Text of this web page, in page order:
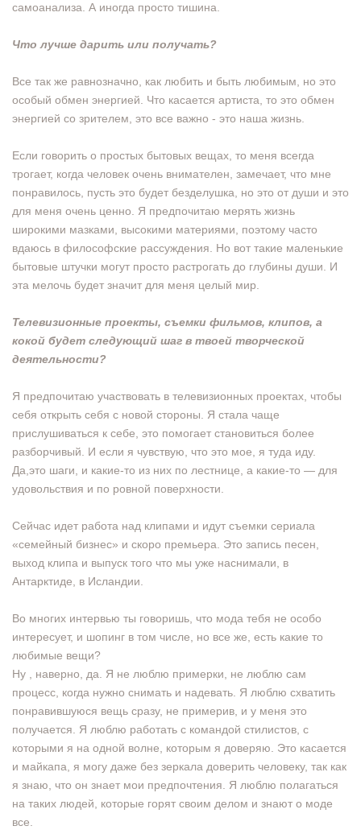
самоанализа. А иногда просто тишина.
Что лучше дарить или получать?
Все так же равнозначно, как любить и быть любимым, но это
особый обмен энергией. Что касается артиста, то это обмен
энергией со зрителем, это все важно - это наша жизнь.
Если говорить о простых бытовых вещах, то меня всегда
трогает, когда человек очень внимателен, замечает, что мне
понравилось, пусть это будет безделушка, но это от души и это
для меня очень ценно. Я предпочитаю мерять жизнь
широкими мазками, высокими материями, поэтому часто
вдаюсь в философские рассуждения. Но вот такие маленькие
бытовые штучки могут просто растрогать до глубины души. И
эта мелочь будет значит для меня целый мир.
Телевизионные проекты, съемки фильмов, клипов, а
кокой будет следующий шаг в твоей творческой
деятельности?
Я предпочитаю участвовать в телевизионных проектах, чтобы
себя открыть себя с новой стороны. Я стала чаще
прислушиваться к себе, это помогает становиться более
разборчивый. И если я чувствую, что это мое, я туда иду.
Да,это шаги, и какие-то из них по лестнице, а какие-то — для
удовольствия и по ровной поверхности.
Сейчас идет работа над клипами и идут съемки сериала
«семейный бизнес» и скоро премьера. Это запись песен,
выход клипа и выпуск того что мы уже наснимали, в
Антарктиде, в Исландии.
Во многих интервью ты говоришь, что мода тебя не особо
интересует, и шопинг в том числе, но все же, есть какие то
любимые вещи?
Ну , наверно, да. Я не люблю примерки, не люблю сам
процесс, когда нужно снимать и надевать. Я люблю схватить
понравившуюся вещь сразу, не примерив, и у меня это
получается. Я люблю работать с командой стилистов, с
которыми я на одной волне, которым я доверяю. Это касается
и майкапа, я могу даже без зеркала доверить человеку, так как
я знаю, что он знает мои предпочтения. Я люблю полагаться
на таких людей, которые горят своим делом и знают о моде
все.